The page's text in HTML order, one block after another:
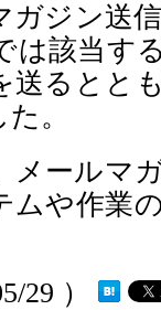
ガジン送
は該当す
送るとと
。
メールマ
ムや作業
29 ）